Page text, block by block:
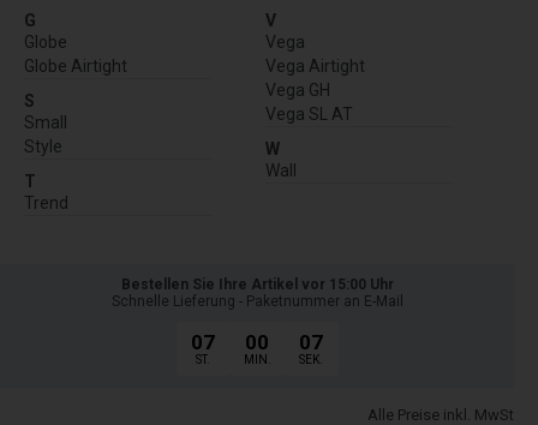
G
Globe
Globe Airtight
S
Small
Style
T
Trend
V
Vega
Vega Airtight
Vega GH
Vega SL AT
W
Wall
Bestellen Sie Ihre Artikel vor 15:00 Uhr
Schnelle Lieferung - Paketnummer an E-Mail
07
ST.
00
MIN.
06
SEK.
Alle Preise inkl. MwSt